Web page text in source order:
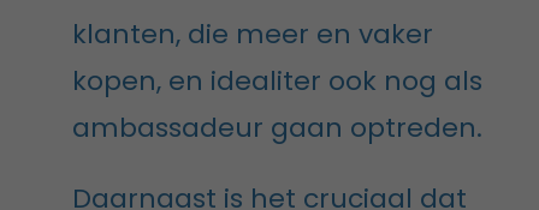
klanten, die meer en vaker
kopen, en idealiter ook nog als
ambassadeur gaan optreden.
Daarnaast is het cruciaal dat